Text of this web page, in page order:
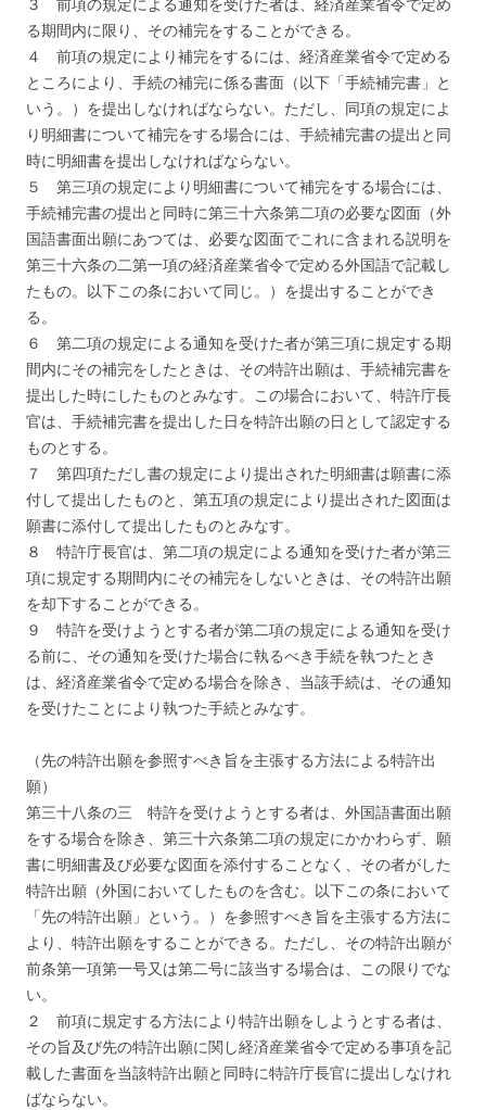
る期間内に限り、その補完をすることができる。
４ 前項の規定により補完をするには、経済産業省令で定める
ところにより、手続の補完に係る書面（以下「手続補完書」と
いう。）を提出しなければならない。ただし、同項の規定によ
り明細書について補完をする場合には、手続補完書の提出と同
時に明細書を提出しなければならない。
５ 第三項の規定により明細書について補完をする場合には、
手続補完書の提出と同時に第三十六条第二項の必要な図面（外
国語書面出願にあつては、必要な図面でこれに含まれる説明を
第三十六条の二第一項の経済産業省令で定める外国語で記載し
たもの。以下この条において同じ。）を提出することができ
る。
６ 第二項の規定による通知を受けた者が第三項に規定する期
間内にその補完をしたときは、その特許出願は、手続補完書を
提出した時にしたものとみなす。この場合において、特許庁長
官は、手続補完書を提出した日を特許出願の日として認定する
ものとする。
７ 第四項ただし書の規定により提出された明細書は願書に添
付して提出したものと、第五項の規定により提出された図面は
願書に添付して提出したものとみなす。
８ 特許庁長官は、第二項の規定による通知を受けた者が第三
項に規定する期間内にその補完をしないときは、その特許出願
を却下することができる。
９ 特許を受けようとする者が第二項の規定による通知を受け
る前に、その通知を受けた場合に執るべき手続を執つたとき
は、経済産業省令で定める場合を除き、当該手続は、その通知
を受けたことにより執つた手続とみなす。
（先の特許出願を参照すべき旨を主張する方法による特許出
願）
第三十八条の三 特許を受けようとする者は、外国語書面出願
をする場合を除き、第三十六条第二項の規定にかかわらず、願
書に明細書及び必要な図面を添付することなく、その者がした
特許出願（外国においてしたものを含む。以下この条において
「先の特許出願」という。）を参照すべき旨を主張する方法に
より、特許出願をすることができる。ただし、その特許出願が
前条第一項第一号又は第二号に該当する場合は、この限りでな
い。
２ 前項に規定する方法により特許出願をしようとする者は、
その旨及び先の特許出願に関し経済産業省令で定める事項を記
載した書面を当該特許出願と同時に特許庁長官に提出しなけれ
ばならない。